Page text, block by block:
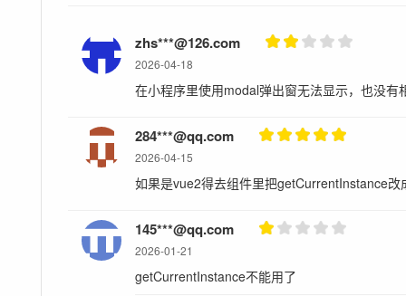
ARISING IN ANY WAY OUT OF THE USE OF
POSSIBILITY OF SUCH DAMAGE.
zhs***@126.com
2026-04-18
在小程序里使用modal弹出窗无法显示，也没有
284***@qq.com
2026-04-15
如果是vue2得去组件里把getCurrentInstance改
145***@qq.com
2026-01-21
getCurrentInstance不能用了